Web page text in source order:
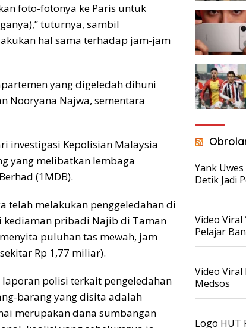
foto-fotonya ke Paris untuk
tuturnya, sambil
hal sama terhadap jam-jam
yang digeledah dihuni
Nooryana Najwa, sementara
investigasi Kepolisian Malaysia
yang melibatkan lembaga
(1MDB).
telah melakukan penggeledahan di
kediaman pribadi Najib di Taman
puluhan tas mewah, jam
Rp 1,77 miliar).
polisi terkait pengeledahan
barang yang disita adalah
merupakan dana sumbangan
Yank
Detik Jadi
Video Viral
Pelajar
Video
Medsos
Logo HUT